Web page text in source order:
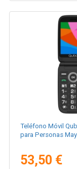
Teléfono Móvil
para Personas
53,50 €